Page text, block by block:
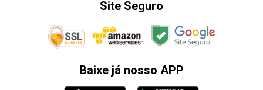
Site Seguro
Baixe já nosso APP